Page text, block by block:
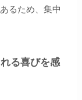
るため、集中
る喜びを感